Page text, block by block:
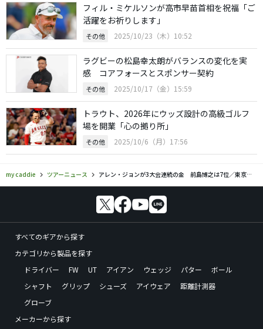
フィル・ミケルソンが高市早苗首相を祝福「ご
活躍をお祈りします」
その他 2025/10/23（木）10:52
ラグビーの松島幸太朗がバランスの変化を実
感 コアフォースとスポンサー契約
その他 2025/10/17（金）15:59
トラウト、2026年にウッズ設計の高級ゴルフ
場を開業「心の拠り所」
その他 2025/10/6（月）17:56
my caddie ツアーニュース アレン・ジョンが3大会連続の金 前島博之は7位／東京デフリンピックゴルフ
すべてのギアから探す
カテゴリから製品を探す
ドライバー
FW UT アイアン ウェッジ パター
ボール
シャフト
グリップ シューズ アイウェア
距離計測器
グローブ
メーカーから探す